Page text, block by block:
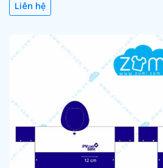
Liên hệ